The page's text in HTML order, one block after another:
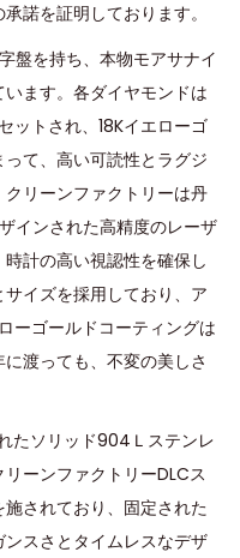
諾を証明しております。
盤を持ち、本物モアサナイ
ます。各ダイヤモンドは
ットされ、18Kイエローゴ
て、高い可読性とラグジ
リーンファクトリーは丹
インされた高精度のレーザ
計の高い視認性を確保し
イズを採用しており、ア
ーゴールドコーティングは
渡っても、不変の美しさ
たソリッド904Ｌステンレ
ーンファクトリーDLCス
されており、固定された
スさとタイムレスなデザ